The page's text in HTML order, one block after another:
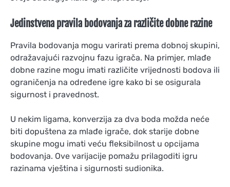
Jedinstvena pravila bodovanja za različite dobne razine
Pravila bodovanja mogu varirati prema dobnoj skupini,
odražavajući razvojnu fazu igrača. Na primjer, mlađe
dobne razine mogu imati različite vrijednosti bodova ili
ograničenja na određene igre kako bi se osigurala
sigurnost i pravednost.
U nekim ligama, konverzija za dva boda možda neće
biti dopuštena za mlađe igrače, dok starije dobne
skupine mogu imati veću fleksibilnost u opcijama
bodovanja. Ove varijacije pomažu prilagoditi igru
razinama vještina i sigurnosti sudionika.